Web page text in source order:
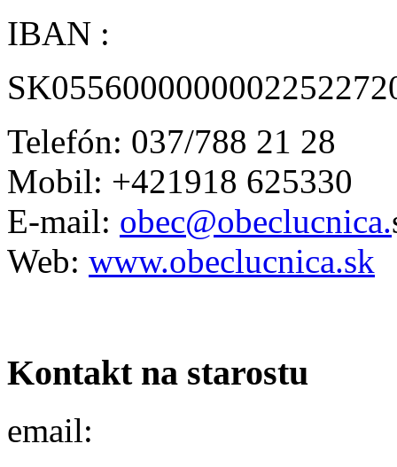
IBAN :
Telefón: 037/788 21 28
Mobil: +421918 625330
E-mail: obec@obeclucnica.
Web: www.obeclucnica.sk
Kontakt na starostu
email: